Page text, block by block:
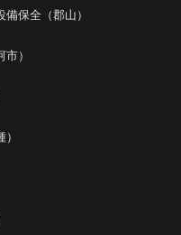
保全（郡山）
）